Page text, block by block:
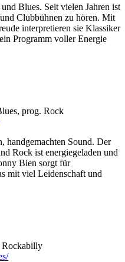
Blues. Seit vielen Jahren ist
Clubbühnen zu hören. Mit
interpretieren sie Klassiker
Programm voller Energie
prog. Rock
handgemachten Sound. Der
Rock ist energiegeladen und
Bien sorgt für
mit viel Leidenschaft und
Rockabilly